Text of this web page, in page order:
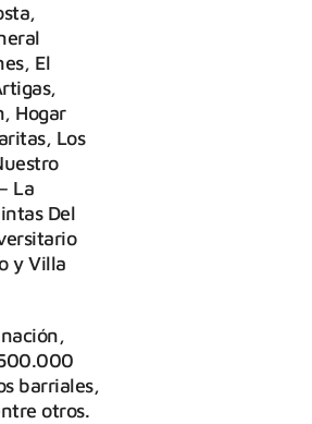
El
Hogar
Los
La
Del
y Villa
barriales,
otros.